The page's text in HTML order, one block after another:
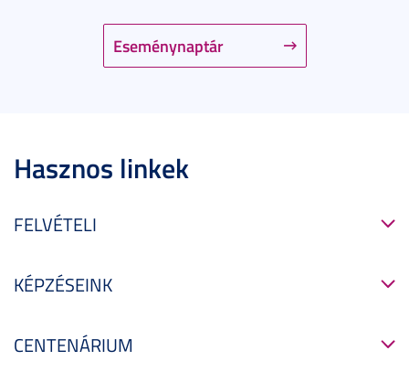
Eseménynaptár
Hasznos linkek
FELVÉTELI
KÉPZÉSEINK
CENTENÁRIUM